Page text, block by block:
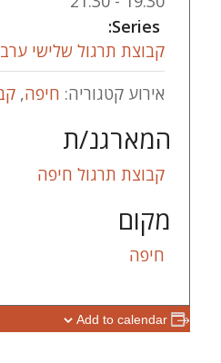
Series:
קבוצת תרגול שלישי
אירוע קטגוריה: חיפה,
המארגנ/ת
קבוצת תרגול חיפה
מקום
חיפה
Add to calendar